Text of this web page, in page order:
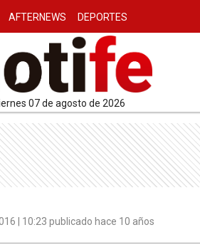
AFTERNEWS DEPORTES
07 de agosto de 2026
| 10:23 publicado hace 10 años